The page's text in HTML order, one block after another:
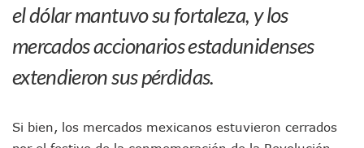
Este Viernes, Lemus Inaugurará El Sistema De
Nidos De Lluvia Busca Beneficiar A 100 Familias De
Morena Cierra Filas Por La Defensa Del Agua De Calidad
Regresa A Puerto Vallarta La Premiación Nacional De La
“Kato” Supera El Abandono Y Comienza Una Nueva Vida
el dólar mantuvo su fortaleza, y los
mercados accionarios estadunidenses
extendieron sus pérdidas.
Si bien, los mercados mexicanos estuvieron cerrados